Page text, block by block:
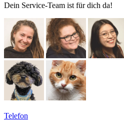
Dein Service-Team ist für dich da!
Telefon